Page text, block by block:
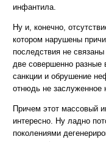
инфантила.
Ну и, конечно,
котором нарушены
последствия не
две совершенно разные
санкции и обрушение
отнюдь не заслуженное
Причем этот массовый
интересно. Ну ладно
поколениями